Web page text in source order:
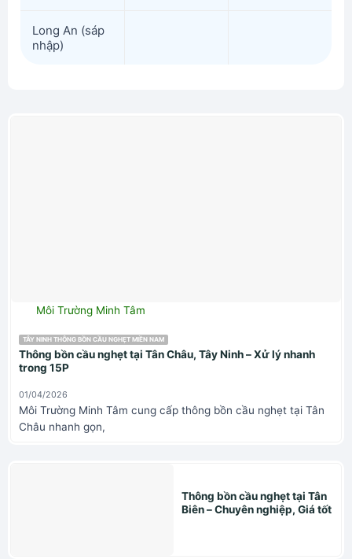
Long An (sáp
nhập)
Môi Trường Minh Tâm
TÂY NINH THÔNG BỒN CẦU NGHẸT MIỀN NAM
Thông bồn cầu nghẹt tại Tân Châu, Tây Ninh – Xử lý nhanh
trong 15P
01/04/2026
Môi Trường Minh Tâm cung cấp thông bồn cầu nghẹt tại Tân
Châu nhanh gọn,
Thông bồn cầu nghẹt tại Tân
Biên – Chuyên nghiệp, Giá tốt